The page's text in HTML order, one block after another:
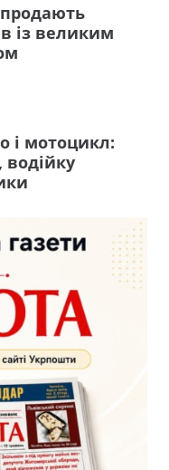
із великим
і мотоцикл:
водійку